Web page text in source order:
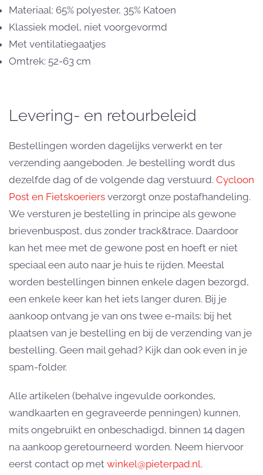
Materiaal: 65% polyester, 35% Katoen
Klassiek model, niet voorgevormd
Met ventilatiegaatjes
Omtrek: 52-63 cm
Levering- en retourbeleid
Bestellingen worden dagelijks verwerkt en ter
verzending aangeboden. Je bestelling wordt dus
dezelfde dag of de volgende dag verstuurd. Cycloon
Post en Fietskoeriers verzorgt onze postafhandeling.
We versturen je bestelling in principe als gewone
brievenbuspost, dus zonder track&trace. Daardoor
kan het mee met de gewone post en hoeft er niet
speciaal een auto naar je huis te rijden. Meestal
worden bestellingen binnen enkele dagen bezorgd,
een enkele keer kan het iets langer duren. Bij je
aankoop ontvang je van ons twee e-mails: bij het
plaatsen van je bestelling en bij de verzending van je
bestelling. Geen mail gehad? Kijk dan ook even in je
spam-folder.
Alle artikelen (behalve ingevulde oorkondes,
wandkaarten en gegraveerde penningen) kunnen,
mits ongebruikt en onbeschadigd, binnen 14 dagen
na aankoop geretourneerd worden. Neem hiervoor
eerst contact op met winkel@pieterpad.nl.